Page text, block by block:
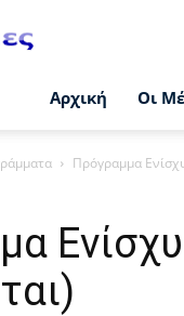
Αρχική Οι
Πρόγραμμα